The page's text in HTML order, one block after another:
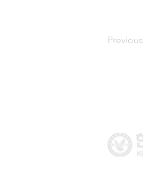
Previous